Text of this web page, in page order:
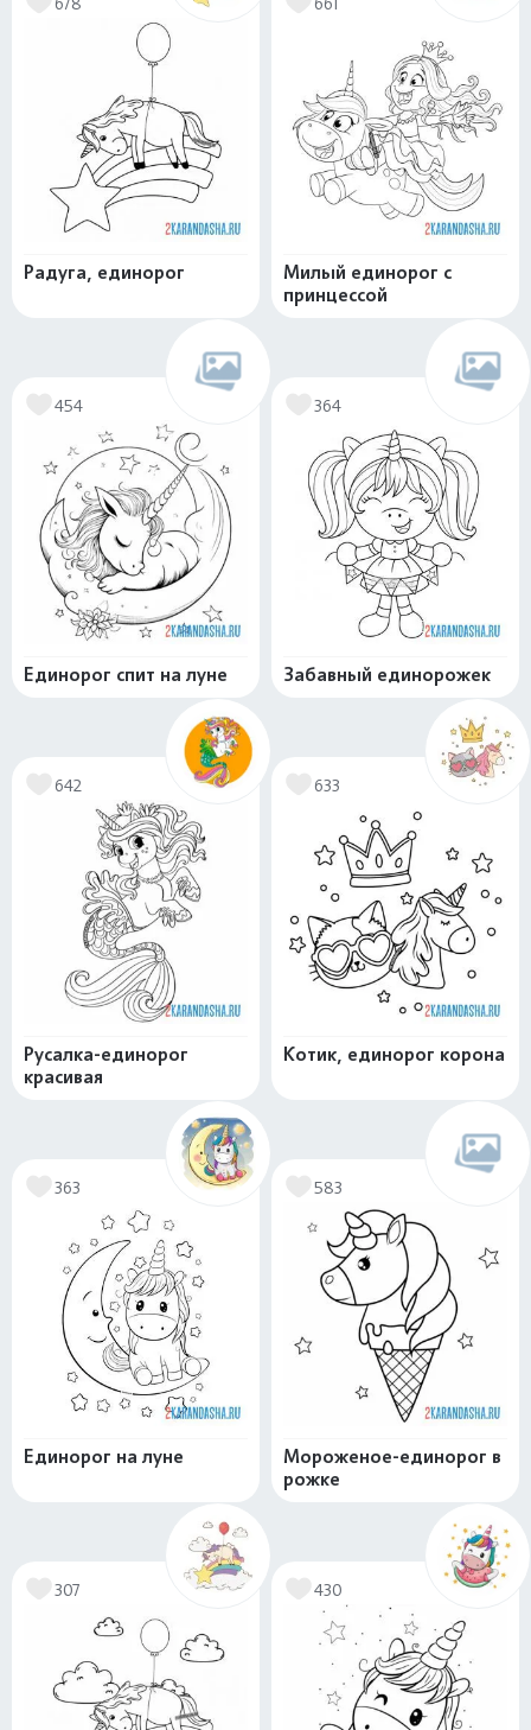
Радуга, единорог
Милый единорог с
принцессой
454
Единорог спит на луне
364
Забавный единорожек
642
Русалка-единорог
красивая
633
Котик, единорог корона
363
Единорог на луне
583
Мороженое-единорог в
рожке
307 430